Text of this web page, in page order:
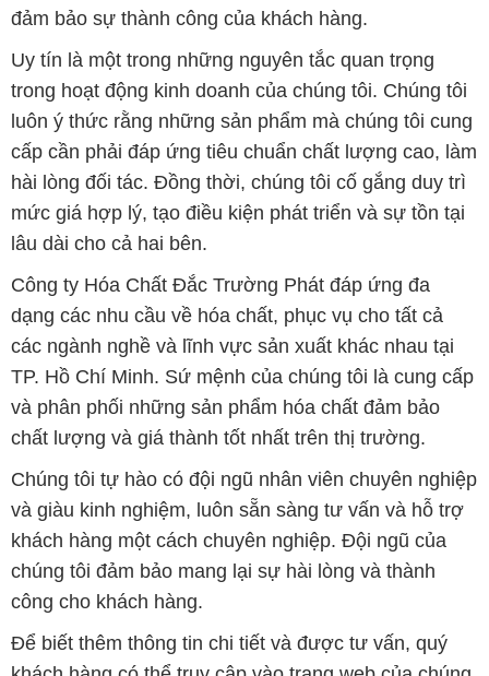
đảm bảo sự thành công của khách hàng.
Uy tín là một trong những nguyên tắc quan trọng
trong hoạt động kinh doanh của chúng tôi. Chúng tôi
luôn ý thức rằng những sản phẩm mà chúng tôi cung
cấp cần phải đáp ứng tiêu chuẩn chất lượng cao, làm
hài lòng đối tác. Đồng thời, chúng tôi cố gắng duy trì
mức giá hợp lý, tạo điều kiện phát triển và sự tồn tại
lâu dài cho cả hai bên.
Công ty Hóa Chất Đắc Trường Phát đáp ứng đa
dạng các nhu cầu về hóa chất, phục vụ cho tất cả
các ngành nghề và lĩnh vực sản xuất khác nhau tại
TP. Hồ Chí Minh. Sứ mệnh của chúng tôi là cung cấp
và phân phối những sản phẩm hóa chất đảm bảo
chất lượng và giá thành tốt nhất trên thị trường.
Chúng tôi tự hào có đội ngũ nhân viên chuyên nghiệp
và giàu kinh nghiệm, luôn sẵn sàng tư vấn và hỗ trợ
khách hàng một cách chuyên nghiệp. Đội ngũ của
chúng tôi đảm bảo mang lại sự hài lòng và thành
công cho khách hàng.
Để biết thêm thông tin chi tiết và được tư vấn, quý